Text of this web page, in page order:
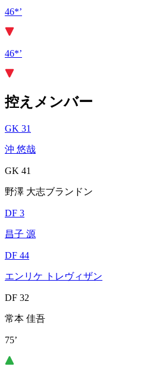
46*’
46*’
控えメンバー
GK 31
沖 悠哉
GK 41
野澤 大志ブランドン
DF 3
昌子 源
DF 44
エンリケ トレヴィザン
DF 32
常本 佳吾
75’